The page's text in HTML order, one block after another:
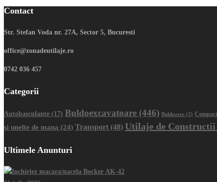
Contact
Str. Stefan Voda nr. 27A, Sector 5, Bucuresti
office@zonadeutilaje.ro
0742 036 457
Categorii
Autobasculante (17) Buldoexcavatoare (446) Buldozere (2)
si unelte de mana (24) Transport (48) Utilaje de Constructii
Ultimele Anunturi